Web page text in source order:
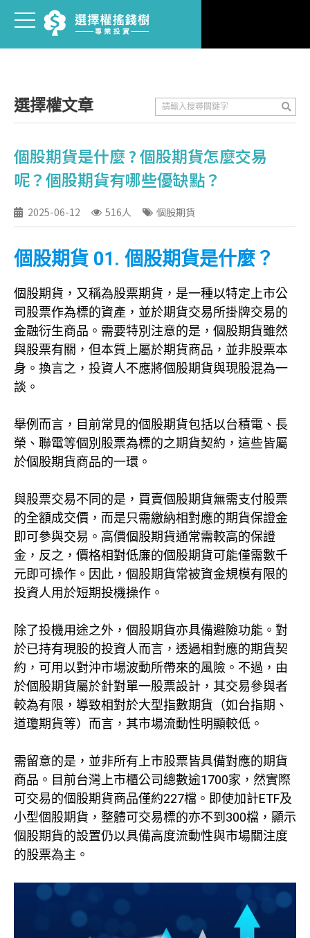
選擇權文章
個股期貨是什麼 ? 個股期貨怎麼交易
呢？個股期貨有哪些優缺點？
2025-06-12 516人 個股期貨
個股期貨 01. 個股期貨是什麼？
個股期貨，又稱為股票期貨，是一種以特定上市公
司股票作為標的資產，並於期貨交易所掛牌交易的
金融衍生商品。需要特別注意的是，個股期貨雖然
與股票有關，但本質上屬於期貨商品，並非股票本
身。換言之，投資人不應將個股期貨與現股混為一
談。
舉例而言，目前常見的個股期貨包括以台積電、長
榮、聯電等個別股票為標的之期貨契約，這些皆屬
於個股期貨商品的一環。
與股票交易不同的是，買賣個股期貨無需支付股票
的全額成交價，而是只需繳納相對應的期貨保證金
即可參與交易。高價個股期貨通常需較高的保證
金，反之，價格相對低廉的個股期貨可能僅需數千
元即可操作。因此，個股期貨常被資金規模有限的
投資人用於短期投機操作。
除了投機用途之外，個股期貨亦具備避險功能。對
於已持有現股的投資人而言，透過相對應的期貨契
約，可用以對沖市場波動所帶來的風險。不過，由
於個股期貨屬於針對單一股票設計，其交易參與者
較為有限，導致相對於大型指數期貨（如台指期、
道瓊期貨等）而言，其市場流動性明顯較低。
需留意的是，並非所有上市股票皆具備對應的期貨
商品。目前台灣上市櫃公司總數逾1700家，然實際
可交易的個股期貨商品僅約227檔。即使加計ETF及
小型個股期貨，整體可交易標的亦不到300檔，顯示
個股期貨的設置仍以具備高度流動性與市場關注度
的股票為主。